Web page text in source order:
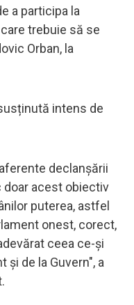
a participa la
trebuie să se
Orban, la
intens de
declanșării
doar acest obiectiv
puterea, astfel
onest, corect,
ceea ce-și
și de la Guvern", a